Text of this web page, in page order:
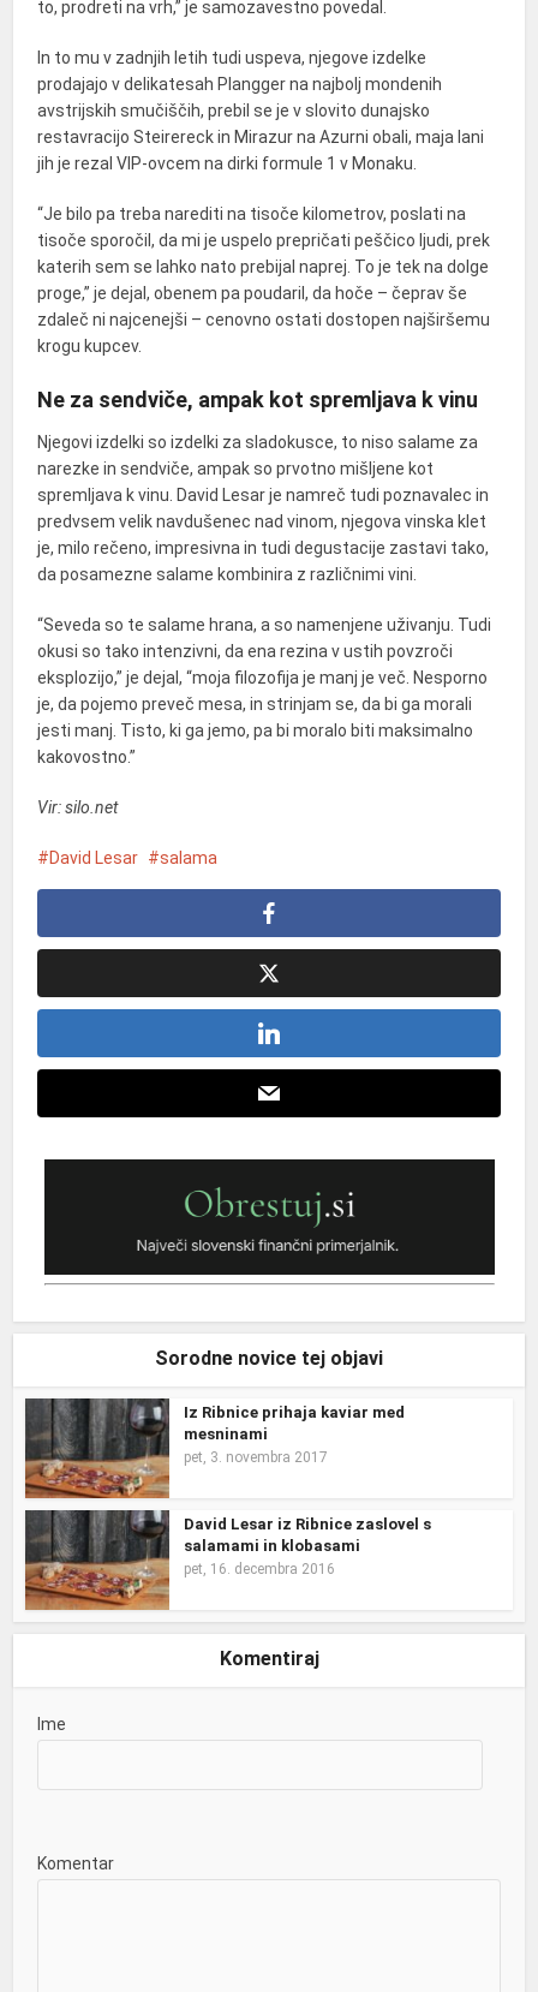
to, prodreti na vrh,” je samozavestno povedal.
In to mu v zadnjih letih tudi uspeva, njegove izdelke
prodajajo v delikatesah Plangger na najbolj mondenih
avstrijskih smučiščih, prebil se je v slovito dunajsko
restavracijo Steirereck in Mirazur na Azurni obali, maja lani
jih je rezal VIP-ovcem na dirki formule 1 v Monaku.
“Je bilo pa treba narediti na tisoče kilometrov, poslati na
tisoče sporočil, da mi je uspelo prepričati peščico ljudi, prek
katerih sem se lahko nato prebijal naprej. To je tek na dolge
proge,” je dejal, obenem pa poudaril, da hoče – čeprav še
zdaleč ni najcenejši – cenovno ostati dostopen najširšemu
krogu kupcev.
Ne za sendviče, ampak kot spremljava k vinu
Njegovi izdelki so izdelki za sladokusce, to niso salame za
narezke in sendviče, ampak so prvotno mišljene kot
spremljava k vinu. David Lesar je namreč tudi poznavalec in
predvsem velik navdušenec nad vinom, njegova vinska klet
je, milo rečeno, impresivna in tudi degustacije zastavi tako,
da posamezne salame kombinira z različnimi vini.
“Seveda so te salame hrana, a so namenjene uživanju. Tudi
okusi so tako intenzivni, da ena rezina v ustih povzroči
eksplozijo,” je dejal, “moja filozofija je manj je več. Nesporno
je, da pojemo preveč mesa, in strinjam se, da bi ga morali
jesti manj. Tisto, ki ga jemo, pa bi moralo biti maksimalno
kakovostno.”
Vir: silo.net
David Lesar salama
Sorodne novice tej objavi
Iz Ribnice prihaja kaviar med
mesninami
pet, 3. novembra 2017
David Lesar iz Ribnice zaslovel s
salamami in klobasami
pet, 16. decembra 2016
Komentiraj
Ime
Komentar